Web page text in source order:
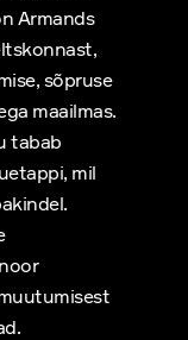
Armands
sõpruse
maailmas.
tabab
mil